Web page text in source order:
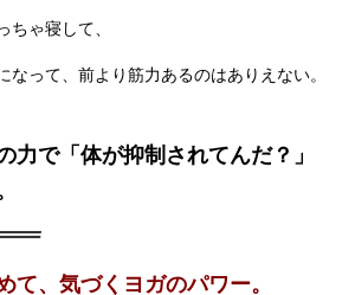
ゃ寝して、
って、前より筋力あるのはありえない。
力で「体が抑制されてんだ？」
、気づくヨガのパワー。